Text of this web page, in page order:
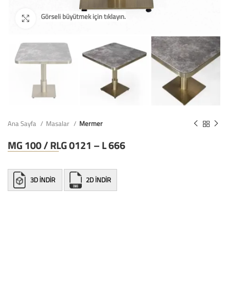
Ana Sayfa Masalar Mermer
MG 100 / RLG 0121 – L 666
3D İNDİR 2D İNDİR